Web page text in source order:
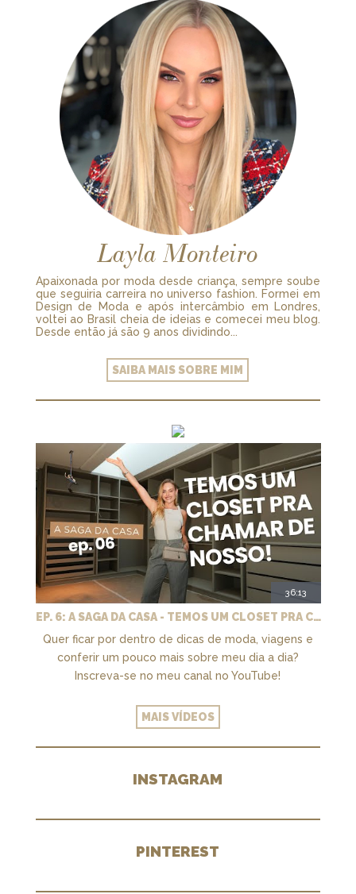
Layla Monteiro
Apaixonada por moda desde criança, sempre soube
que seguiria carreira no universo fashion. Formei em
Design de Moda e após intercâmbio em Londres,
voltei ao Brasil cheia de ideias e comecei meu blog.
Desde então já são 9 anos dividindo...
SAIBA MAIS SOBRE MIM
36:13
EP. 6: A SAGA DA CASA - TEMOS UM CLOSET PRA CHAMAR DE NOSSO + MARCENARIA E PAISAGISMO
Quer ficar por dentro de dicas de moda, viagens e
conferir um pouco mais sobre meu dia a dia?
Inscreva-se no meu canal no YouTube!
MAIS VÍDEOS
INSTAGRAM
PINTEREST